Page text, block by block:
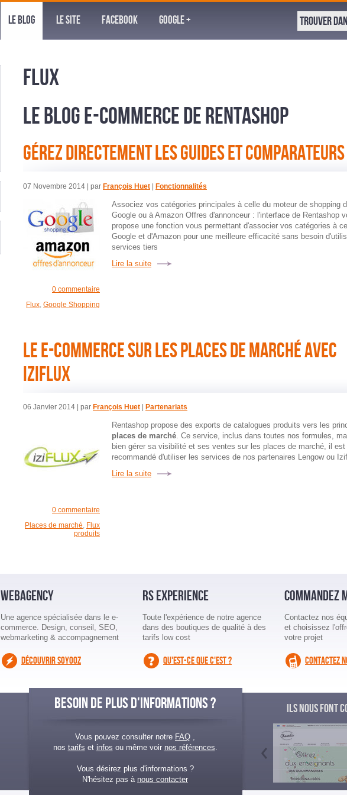
LE BLOG LE SITE FACEBOOK GOOGLE +
FLUX
LE BLOG E-COMMERCE DE RENTASHOP
GÉREZ DIRECTEMENT LES GUIDES ET COMPARATEURS
07 Novembre 2014 | par François Huet | Fonctionnalités
0 commentaire
Flux Google Shopping
Associez vos catégories principales à celle du moteur de shopping
Google ou à Amazon Offres d'annonceur : l'interface de Rentashop
propose une fonction vous permettant d'associer vos catégories à
Google et d'Amazon pour une meilleure efficacité sans besoin
services tiers
Lire la suite
LE E-COMMERCE SUR LES PLACES DE MARCHÉ AVEC
IZIFLUX
06 Janvier 2014 | par François Huet Partenariats
0 commentaire
Places de marché, Flux
produits
Rentashop propose des exports de catalogues produits vers les
places de marché. Ce service, inclus dans toutes nos formules,
bien gérer sa visibilité et ses ventes sur les places de marché, il est
recommandé d'utiliser les services de nos partenaires Lengow ou
Lire la suite
WEBAGENCY
Une agence spécialisée dans le e-
commerce. Design, conseil, SEO,
webmarketing & accompagnement
DÉCOUVRIR SOYOOZ
RS EXPERIENCE
Toute l'expérience de notre agence
dans des boutiques de qualité à des
tarifs low cost
QU'EST-CE QUE C'EST ?
COMMANDEZ
Contactez nos
et choisissez
votre projet
CONTACTEZ
BESOIN DE PLUS D'INFORMATIONS ?
Vous pouvez consulter notre FAQ ,
nos tarifs et infos ou même voir nos références.
Vous désirez plus d'informations ?
N'hésitez pas à nous contacter
ILS NOUS FONT